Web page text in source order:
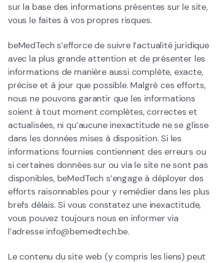
sur la base des informations présentes sur le site,
vous le faites à vos propres risques.
beMedTech s’efforce de suivre l’actualité juridique
avec la plus grande attention et de présenter les
informations de manière aussi complète, exacte,
précise et à jour que possible. Malgré ces efforts,
nous ne pouvons garantir que les informations
soient à tout moment complètes, correctes et
actualisées, ni qu’aucune inexactitude ne se glisse
dans les données mises à disposition. Si les
informations fournies contiennent des erreurs ou
si certaines données sur ou via le site ne sont pas
disponibles, beMedTech s’engage à déployer des
efforts raisonnables pour y remédier dans les plus
brefs délais. Si vous constatez une inexactitude,
vous pouvez toujours nous en informer via
l’adresse info@bemedtech.be.
Le contenu du site web (y compris les liens) peut